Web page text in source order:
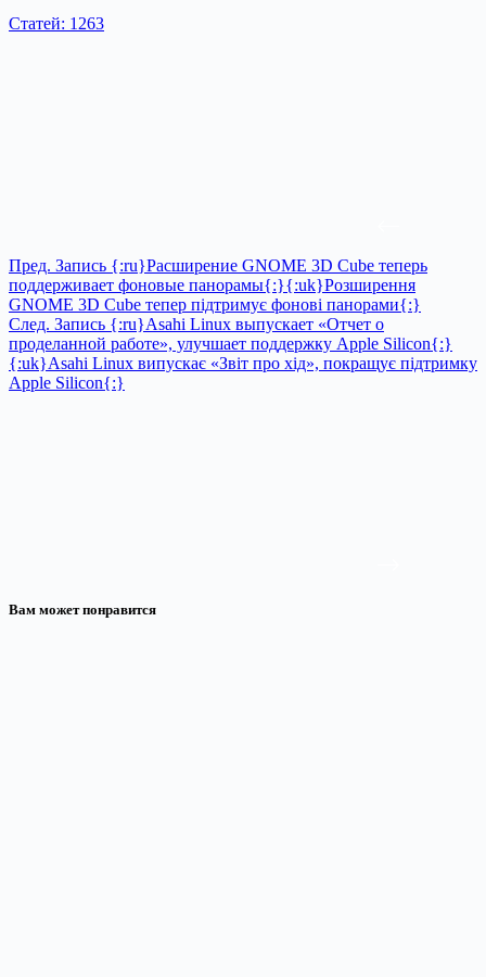
Статей: 1263
Пред. Запись {:ru}Расширение GNOME 3D Cube теперь
поддерживает фоновые панорамы{:}{:uk}Розширення
GNOME 3D Cube тепер підтримує фонові панорами{:}
След. Запись {:ru}Asahi Linux выпускает «Отчет о
проделанной работе», улучшает поддержку Apple Silicon{:}
{:uk}Asahi Linux випускає «Звіт про хід», покращує підтримку
Apple Silicon{:}
Вам может понравится